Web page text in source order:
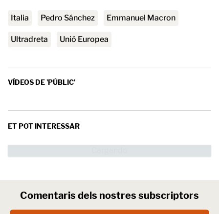
Italia Pedro Sánchez Emmanuel Macron
ultradreta Unió Europea
VÍDEOS DE 'PÚBLIC'
ET POT INTERESSAR
Comentaris dels nostres subscriptors